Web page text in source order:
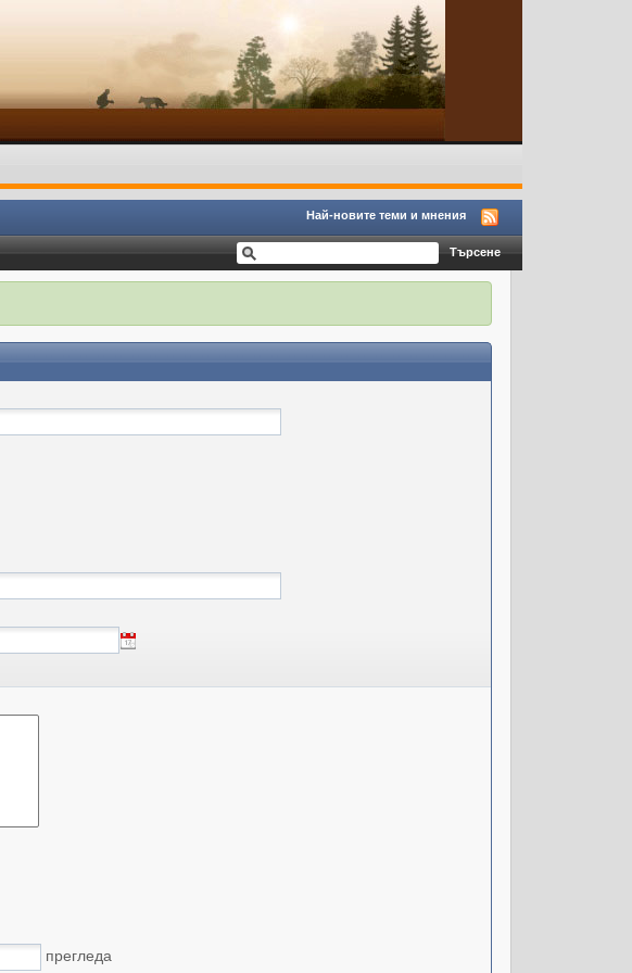
Най-новите теми и мнения
прегледа